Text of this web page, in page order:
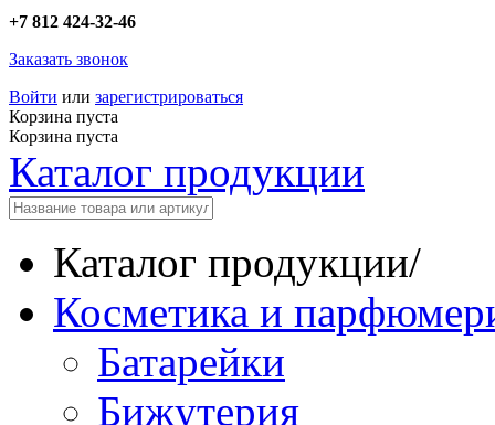
+7 812 424-32-46
Заказать звонок
Войти или зарегистрироваться
Корзина пуста
Корзина пуста
Каталог продукции
Каталог продукции/
Косметика и
Батарейки
Бижутерия